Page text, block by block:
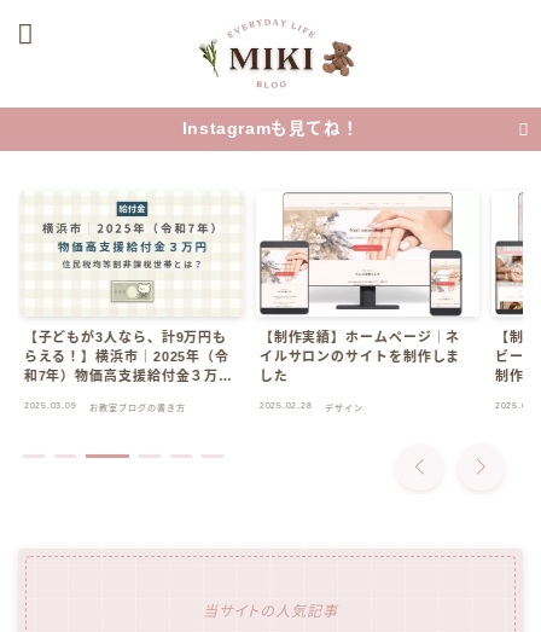
Instagramも見てね！
【子どもが3人なら、計9万円も
らえる！】横浜市｜2025年（令
和7年）物価高支援給付金３万円
2025.03.09 お教室ブログの書き方
【制作実績】ホームページ｜ネ
イルサロンのサイトを制作しま
した
2025.02.28 デザイン
【制
ビー
制作し
当サイトの人気記事